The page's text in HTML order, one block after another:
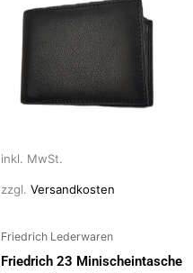
inkl. MwSt.
zzgl. Versandkosten
Friedrich Lederwaren
Friedrich 23 Minischeintasche
weist
mehrere
Varianten
auf.
auf
der
gewählt